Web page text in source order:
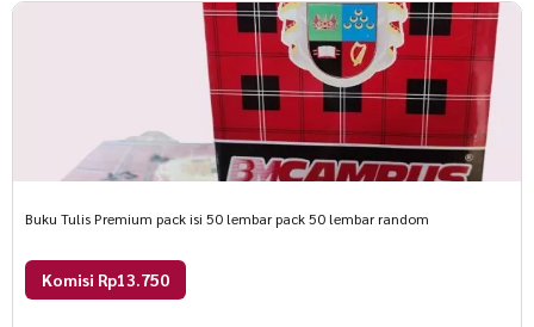
Buku Tulis Premium pack isi 50 lembar pack 50 lembar random
Komisi Rp13.750